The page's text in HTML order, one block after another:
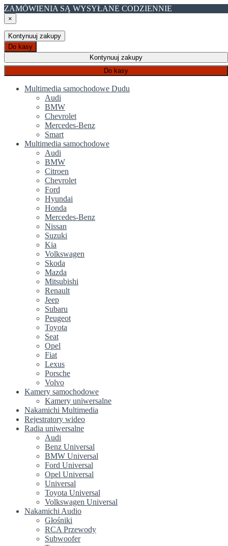
ZAMÓWIENIA SĄ WYSYŁANE CODZIENNIE
×
Kontynuuj zakupy
Do kasy
Kontynuuj zakupy
Do kasy
Multimedia samochodowe Dudu
Audi
BMW
Chevrolet
Mercedes-Benz
Smart
Multimedia samochodowe
Audi
BMW
Citroen
Chevrolet
Ford
Hyundai
Honda
Mercedes-Benz
Nissan
Suzuki
Kia
Volkswagen
Skoda
Mazda
Mitsubishi
Renault
Jeep
Subaru
Peugeot
Toyota
Seat
Opel
Fiat
Lexus
Porsche
Volvo
Kamery samochodowe
Kamery uniwersalne
Nakamichi Multimedia
Rejestratory wideo
Radia uniwersalne
Audi
Benz Universal
BMW Universal
Ford Universal
Opel Universal
Universal
Toyota Universal
Volkswagen Universal
Nakamichi Audio
Głośniki
RCA Przewody
Subwoofer